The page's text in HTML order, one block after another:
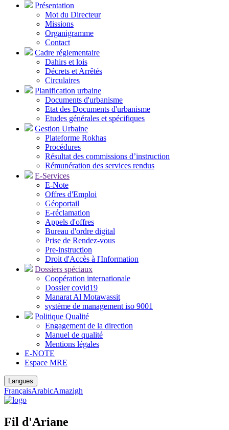
Présentation
Mot du Directeur
Missions
Organigramme
Contact
Cadre réglementaire
Dahirs et lois
Décrets et Arrêtés
Circulaires
Planification urbaine
Documents d'urbanisme
Etat des Documents d'urbanisme
Etudes générales et spécifiques
Gestion Urbaine
Plateforme Rokhas
Procédures
Résultat des commissions d’instruction
Rémunération des services rendus
E-Services
E-Note
Offres d'Emploi
Géoportail
E-réclamation
Appels d'offres
Bureau d'ordre digital
Prise de Rendez-vous
Pre-instruction
Droit d'Accès à l'Information
Dossiers spéciaux
Coopération internationale
Dossier covid19
Manarat Al Motawassit
système de management iso 9001
Politique Qualité
Engagement de la direction
Manuel de qualité
Mentions légales
E-NOTE
Espace MRE
Langues
FrançaisArabicAmazigh
Fil d'Ariane